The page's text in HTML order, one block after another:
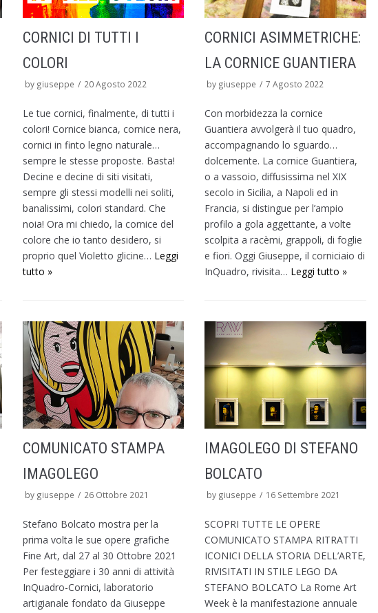
CORNICI DI TUTTI I
COLORI
by giuseppe 20 Agosto 2022
Le tue cornici, finalmente, di tutti i
colori! Cornice bianca, cornice nera,
cornici in finto legno naturale…
sempre le stesse proposte. Basta!
Decine e decine di siti visitati,
sempre gli stessi modelli nei soliti,
banalissimi, colori standard. Che
noia! Ora mi chiedo, la cornice del
colore che io tanto desidero, si
proprio quel Violetto glicine… Leggi
tutto »
CORNICI ASIMMETRICHE:
LA CORNICE GUANTIERA
by giuseppe 7 Agosto 2022
Con morbidezza la cornice
Guantiera avvolgerà il tuo quadro,
accompagnando lo sguardo…
dolcemente. La cornice Guantiera,
o a vassoio, diffusissima nel XIX
secolo in Sicilia, a Napoli ed in
Francia, si distingue per l’ampio
profilo a gola aggettante, a volte
scolpita a racèmi, grappoli, di foglie
e fiori. Oggi Giuseppe, il corniciaio di
InQuadro, rivisita… Leggi tutto »
COMUNICATO STAMPA
IMAGOLEGO
by giuseppe 26 Ottobre 2021
Stefano Bolcato mostra per la
prima volta le sue opere grafiche
Fine Art, dal 27 al 30 Ottobre 2021
Per festeggiare i 30 anni di attività
InQuadro-Cornici, laboratorio
artigianale fondato da Giuseppe
IMAGOLEGO DI STEFANO
BOLCATO
by giuseppe 16 Settembre 2021
SCOPRI TUTTE LE OPERE
COMUNICATO STAMPA RITRATTI
ICONICI DELLA STORIA DELL’ARTE,
RIVISITATI IN STILE LEGO DA
STEFANO BOLCATO La Rome Art
Week è la manifestazione annuale